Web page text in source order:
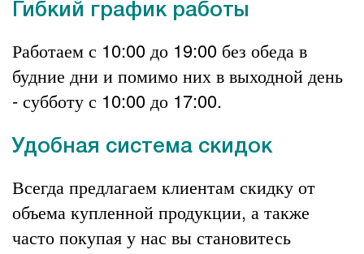
Гибкий график работы
Работаем с 10:00 до 19:00 без обеда в
будние дни и помимо них в выходной день
- субботу с 10:00 до 17:00.
Удобная система скидок
Всегда предлагаем клиентам скидку от
объема купленной продукции, а также
часто покупая у нас вы становитесь